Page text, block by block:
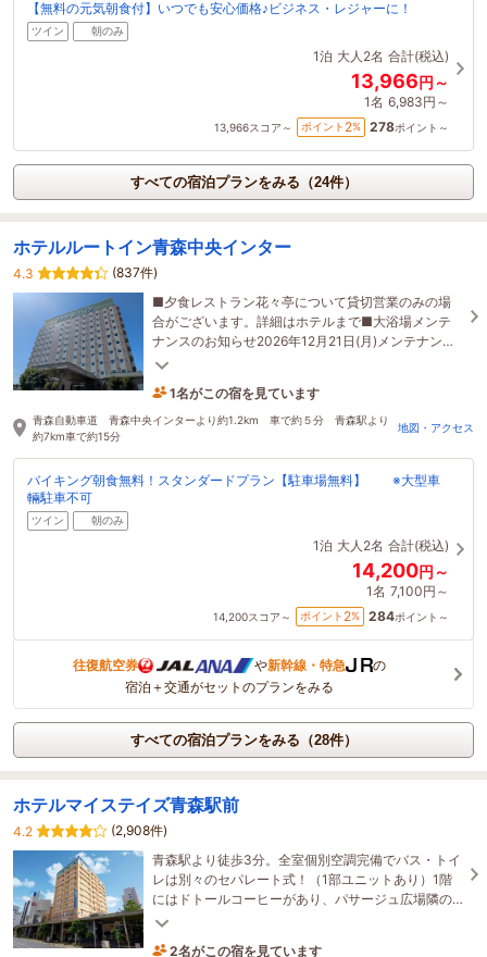
【無料の元気朝食付】いつでも安心価格♪ビジネス・レジャーに！
ツイン 朝のみ
1泊 大人2名 合計(税込)
13,966円～
1名 6,983円～
13,966スコア～ ポイント 2% 278ポイント～
すべての宿泊プランをみる（24件）
ホテルルートイン青森中央インター
4.3
(837件)
■夕食レストラン花々亭について貸切営業のみの場
合がございます。詳細はホテルまで■大浴場メンテ
ナンスのお知らせ2026年12月21日(月)メンテナンス
当日は大浴場の営業時間を短縮致します
1名がこの宿を見ています
3時間前に予約されました
青森自動車道 青森中央インターより約1.2km 車で約５分 青森駅より
約7km車で約15分
地図・アクセス
バイキング朝食無料！スタンダードプラン【駐車場無料】 ※大型車
輛駐車不可
ツイン 朝のみ
1泊 大人2名 合計(税込)
14,200円～
1名 7,100円～
14,200スコア～ ポイント 2% 284ポイント～
往復航空券 や新幹線・特急
の
宿泊＋交通がセットのプランをみる
すべての宿泊プランをみる（28件）
ホテルマイステイズ青森駅前
4.2
(2,908件)
青森駅より徒歩3分。全室個別空調完備でバス・トイ
レは別々のセパレート式！（1部ユニットあり）1階
にはドトールコーヒーがあり、パサージュ広場隣の
好立地です！朝食はバイキング！
2名がこの宿を見ています